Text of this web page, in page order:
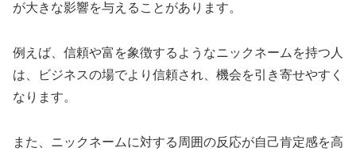
が大きな影響を与えることがあります。
例えば、信頼や富を象徴するようなニックネームを持つ人
は、ビジネスの場でより信頼され、機会を引き寄せやすく
なります。
また、ニックネームに対する周囲の反応が自己肯定感を高